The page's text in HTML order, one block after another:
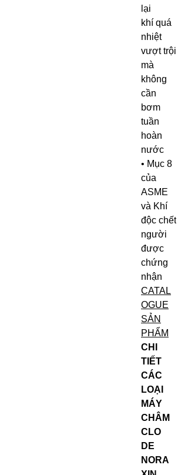
lại
khí quá
nhiệt
vượt trội
mà
không
cần
bơm
tuần
hoàn
nước
• Mục 8
của
ASME
và Khí
độc chết
người
được
chứng
nhận
CATAL
OGUE
SẢN
PHẨM
CHI
TIẾT
CÁC
LOẠI
MÁY
CHÂM
CLO
DE
NORA